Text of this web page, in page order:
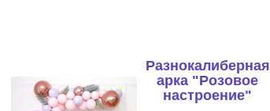
Разнокалиберная
арка "Розовое
настроение"